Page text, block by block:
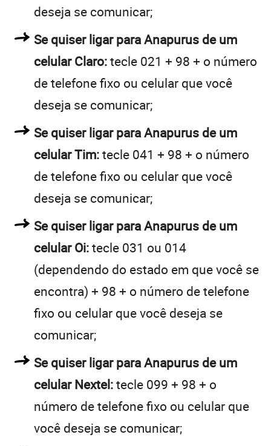
deseja se comunicar;
Se quiser ligar para Anapurus de um
celular Claro:tecle 021 + 98 + o número
de telefone fixo ou celular que você
deseja se comunicar;
Se quiser ligar para Anapurus de um
celular Tim:tecle 041 + 98 + o número
de telefone fixo ou celular que você
deseja se comunicar;
Se quiser ligar para Anapurus de um
celular Oi:tecle 031 ou 014
(dependendo do estado em que você se
encontra) + 98 + o número de telefone
fixo ou celular que você deseja se
comunicar;
Se quiser ligar para Anapurus de um
celular Nextel:tecle 099 + 98 + o
número de telefone fixo ou celular que
você deseja se comunicar;